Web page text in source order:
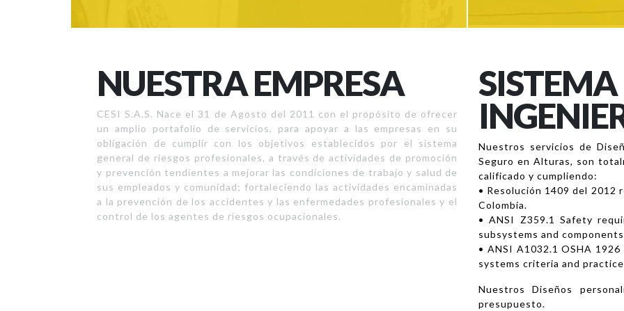
NUESTRA EMPRESA
CESI S.A.S. Nace el 31 de Agosto del 2011 con el propósito de ofrecer
un amplio portafolio de servicios, para apoyar a las empresas en su
obligación de cumplir con los objetivos establecidos por el sistema
general de riesgos profesionales, a través de actividades de promoción
y prevención tendientes a mejorar las condiciones de trabajo y salud de
sus empleados y comunidad; fortaleciendo las actividades encaminadas
a la prevención de los accidentes y las enfermedades profesionales y el
control de los agentes de riesgos ocupacionales.
SISTEMA
Nuestros servicios de
Seguro en Alturas, son
calificado y cumpliendo:
• Resolución 1409 del
Colombia.
• ANSI Z359.1 Safety
subsystems and
• ANSI A1032.1 OSHA
systems criteria and
Nuestros Diseños
presupuesto.